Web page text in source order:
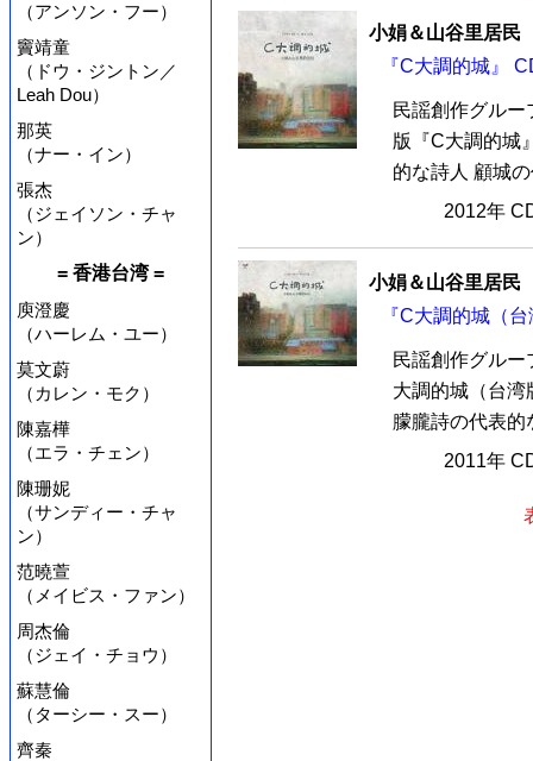
（アンソン・フー）
竇靖童
（ドウ・ジントン／
Leah Dou）
那英
（ナー・イン）
張杰
（ジェイソン・チャ
ン）
= 香港台湾 =
庾澄慶
（ハーレム・ユー）
莫文蔚
（カレン・モク）
陳嘉樺
（エラ・チェン）
陳珊妮
（サンディー・チャ
ン）
范曉萱
（メイビス・ファン）
周杰倫
（ジェイ・チョウ）
蘇慧倫
（ターシー・スー）
齊秦
小娟＆山谷里居民
『C大調的城』
民謡創作グルー
版『C大調的城
的な詩人 顧城
2012年
小娟＆山谷里居民
『C大調的城（
民謡創作グルー
大調的城（台湾
朦朧詩の代表的
2011年